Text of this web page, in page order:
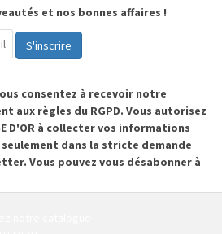
et nos bonnes affaires !
S'inscrire
consentez à recevoir notre
aux règles du RGPD. Vous autorisez
D'OR à collecter vos informations
dans la stricte demande
Vous pouvez vous désabonner à